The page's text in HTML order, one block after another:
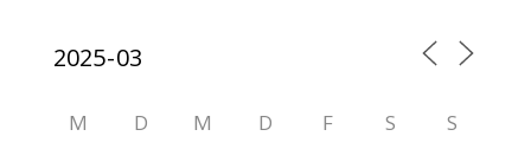
M D M D F S S